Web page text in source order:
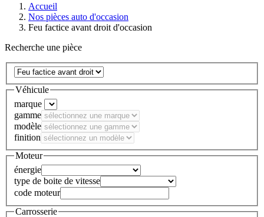
Accueil
Nos pièces auto d'occasion
Feu factice avant droit d'occasion
Recherche une pièce
Véhicule
marque
gamme
modèle
finition
Moteur
énergie
type de boite de vitesse
code moteur
Carrosserie